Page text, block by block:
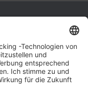
Seit 2009 schreibt
und Social